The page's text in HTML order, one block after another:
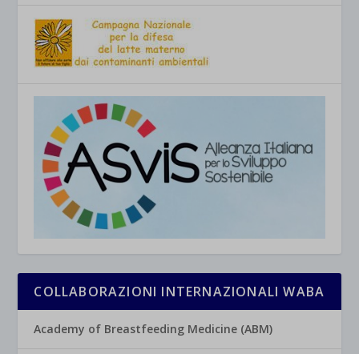
COLLABORAZIONI INTERNAZIONALI WABA
Academy of Breastfeeding Medicine (ABM)